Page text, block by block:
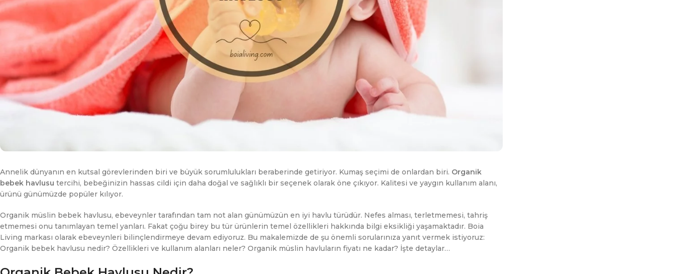
Annelik dünyanın en kutsal görevlerinden biri ve büyük sorumlulukları beraberinde getiriyor. Kumaş seçimi de onlardan biri. Organik
bebek havlusu tercihi, bebeğinizin hassas cildi için daha doğal ve sağlıklı bir seçenek olarak öne çıkıyor. Kalitesi ve yaygın kullanım alanı,
ürünü günümüzde popüler kılıyor.
Organik müslin bebek havlusu, ebeveynler tarafından tam not alan günümüzün en iyi havlu türüdür. Nefes alması, terletmemesi, tahriş
etmemesi onu tanımlayan temel yanları. Fakat çoğu birey bu tür ürünlerin temel özellikleri hakkında bilgi eksikliği yaşamaktadır. Boia
Living markası olarak ebeveynleri bilinçlendirmeye devam ediyoruz. Bu makalemizde de şu önemli sorularınıza yanıt vermek istiyoruz:
Organik bebek havlusu nedir? Özellikleri ve kullanım alanları neler? Organik müslin havluların fiyatı ne kadar? İşte detaylar…